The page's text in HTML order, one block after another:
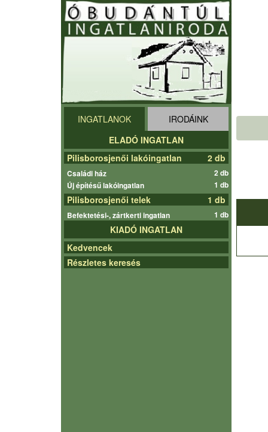
INGATLANOK
IRODÁINK
ELADÓ INGATLAN
Pilisborosjenői lakóingatlan
2 db
Családi ház
2 db
Új építésű lakóingatlan
1 db
Pilisborosjenői telek 1 db
Befektetési-, zártkerti ingatlan 1 db
KIADÓ INGATLAN
Kedvencek
Részletes keresés